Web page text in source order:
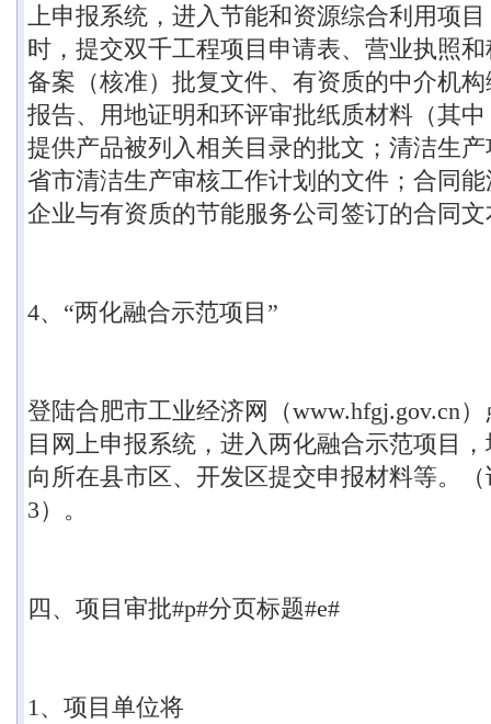
上申报系统，进入节能和资源综合利用项
时，提交双千工程项目申请表、营业执照
备案（核准）批复文件、有资质的中介机
报告、用地证明和环评审批纸质材料（其
提供产品被列入相关目录的批文；清洁生
省市清洁生产审核工作计划的文件；合同
企业与有资质的节能服务公司签订的合同
4、 “两化融合示范项目 ”
登陆合肥市工业经济网（www.hfgj.gov.cn
目网上申报系统，进入两化融合示范项目
向所在县市区、开发区提交申报材料等。
3）。
四、项目审批#p#分页标题#e#
1 、项目单位将